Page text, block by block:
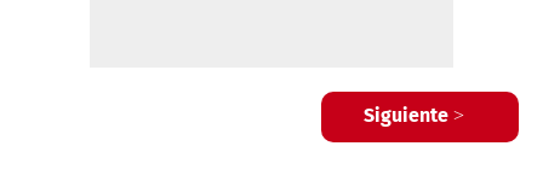
Siguiente >